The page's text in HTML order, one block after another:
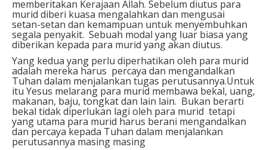
memberitakan Kerajaan Allah. Sebelum diutus para
murid diberi kuasa mengalahkan dan mengusai
setan-setan dan kemampuan untuk menyembuhkan
segala penyakit. Sebuah modal yang luar biasa yang
diberikan kepada para murid yang akan diutus.
Yang kedua yang perlu diperhatikan oleh para murid
adalah mereka harus percaya dan mengandalkan
Tuhan dalam menjalankan tugas perutusannya.Untuk
itu Yesus melarang para murid membawa bekal, uang,
makanan, baju, tongkat dan lain lain. Bukan berarti
bekal tidak diperlukan lagi oleh para murid tetapi
yang utama para murid harus berani mengandalkan
dan percaya kepada Tuhan dalam menjalankan
perutusannya masing masing